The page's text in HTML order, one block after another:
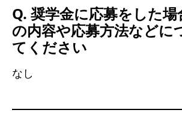
Q. 奨学金に応募をした
の内容や応募方法などに
てください
なし